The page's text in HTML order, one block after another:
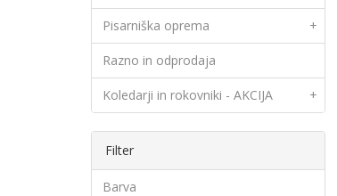
Pisarniška oprema +
Razno in odprodaja
Koledarji in rokovniki - AKCIJA +
Filter
Barva